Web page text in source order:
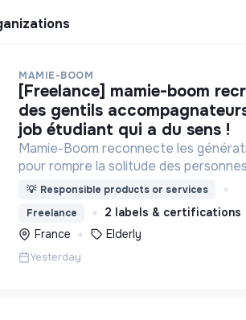
MAMIE-BOOM
[freelance] mamie-boom recrute
des gentils
job étudiant qui a du sens !
Mamie-Boom reconnecte les
pour rompre la solitude des personnes
âgées, grâce aux visites d'étudiants
💡 Responsible products or services
Freelance
2 labels & certifications
France
Elderly
Yesterday